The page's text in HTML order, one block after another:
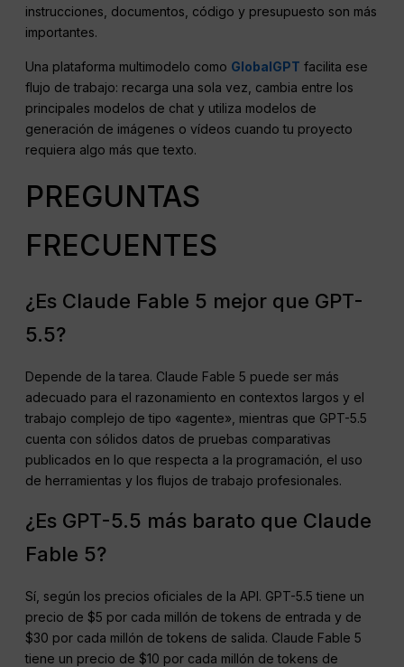
instrucciones, documentos, código y presupuesto son más
importantes.
Una plataforma multimodelo como GlobalGPT facilita ese
flujo de trabajo: recarga una sola vez, cambia entre los
principales modelos de chat y utiliza modelos de
generación de imágenes o vídeos cuando tu proyecto
requiera algo más que texto.
PREGUNTAS
FRECUENTES
¿Es Claude Fable 5 mejor que GPT-
5.5?
Depende de la tarea. Claude Fable 5 puede ser más
adecuado para el razonamiento en contextos largos y el
trabajo complejo de tipo «agente», mientras que GPT-5.5
cuenta con sólidos datos de pruebas comparativas
publicados en lo que respecta a la programación, el uso
de herramientas y los flujos de trabajo profesionales.
¿Es GPT-5.5 más barato que Claude
Fable 5?
Sí, según los precios oficiales de la API. GPT-5.5 tiene un
precio de $5 por cada millón de tokens de entrada y de
$30 por cada millón de tokens de salida. Claude Fable 5
tiene un precio de $10 por cada millón de tokens de